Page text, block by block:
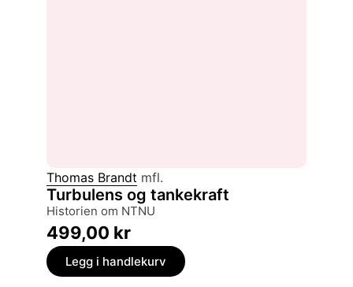
Thomas Brandt mfl.
Turbulens og tankekraft
historien om NTNU
499,00 kr
Legg i handlekurv